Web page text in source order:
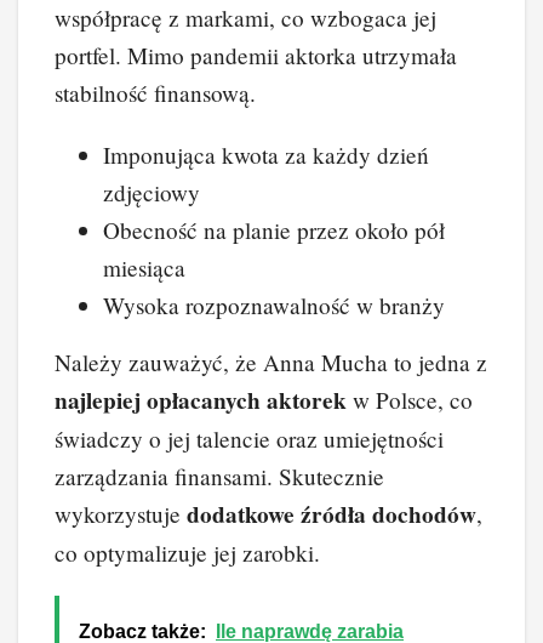
współpracę z markami, co wzbogaca jej
portfel. Mimo pandemii aktorka utrzymała
stabilność finansową.
Imponująca kwota za każdy dzień
zdjęciowy
Obecność na planie przez około pół
miesiąca
Wysoka rozpoznawalność w branży
Należy zauważyć, że Anna Mucha to jedna z
najlepiej opłacanych aktorek w Polsce, co
świadczy o jej talencie oraz umiejętności
zarządzania finansami. Skutecznie
wykorzystuje dodatkowe źródła dochodów,
co optymalizuje jej zarobki.
Zobacz także:
Ile naprawdę zarabia